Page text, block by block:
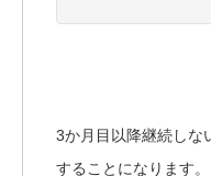
3か月目以降継続しな
することになります。